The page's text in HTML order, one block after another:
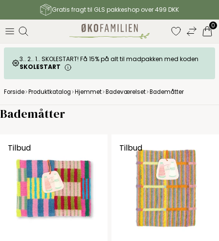
Gratis fragt til GLS pakkeshop over 499 DKK
0
3.. 2.. 1.. SKOLESTART! Få 15% på alt til madpakken med koden
SKOLESTART
Forside Produktkatalog Hjemmet Badeværelset Bademåtter
Bademåtter
Tilbud Tilbud